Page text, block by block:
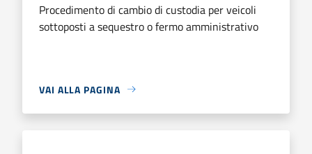
Procedimento di cambio di custodia per veicoli
sottoposti a sequestro o fermo amministrativo
VAI ALLA PAGINA